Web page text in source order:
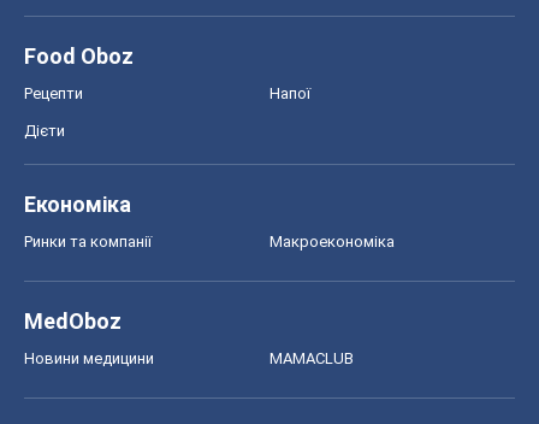
Food Oboz
Рецепти Напої
Дієти
Економіка
Ринки та компанії Макроекономіка
MedOboz
Новини медицини MAMACLUB